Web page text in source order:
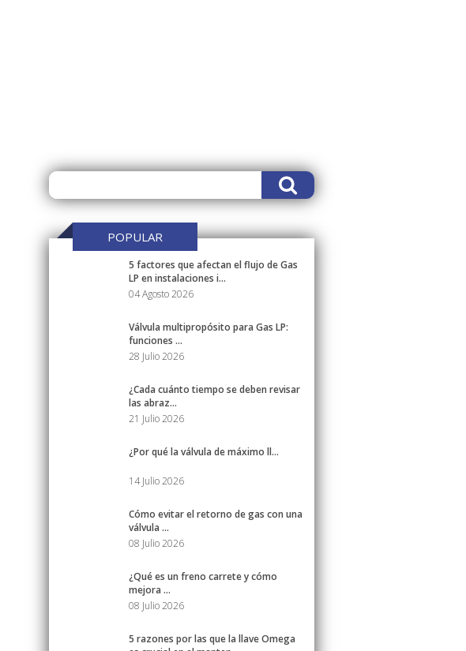
POPULAR
5 factores que afectan el flujo de Gas
LP en instalaciones i...
04 Agosto 2026
Válvula multipropósito para Gas LP:
funciones ...
28 Julio 2026
¿Cada cuánto tiempo se deben revisar
las abraz...
21 Julio 2026
¿Por qué la válvula de máximo ll...
14 Julio 2026
Cómo evitar el retorno de gas con una
válvula ...
08 Julio 2026
¿Qué es un freno carrete y cómo
mejora ...
08 Julio 2026
5 razones por las que la llave Omega